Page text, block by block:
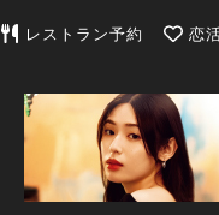
東京カレンダー | 最新のグ
レストラン予約 恋